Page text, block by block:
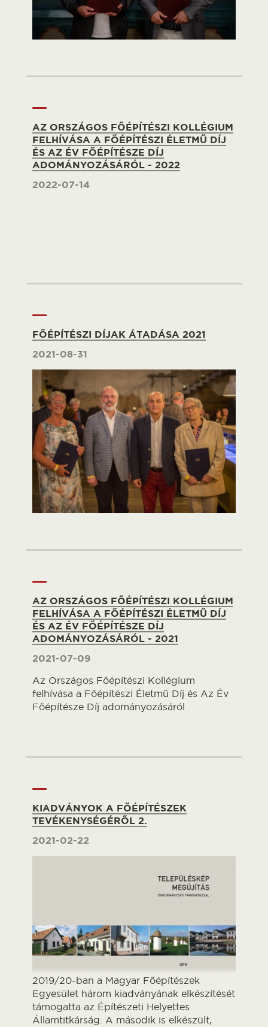
AZ ORSZÁGOS FŐÉPÍTÉSZI KOLLÉGIUM
FELHÍVÁSA A FŐÉPÍTÉSZI ÉLETMŰ DÍJ
ÉS AZ ÉV FŐÉPÍTÉSZE DÍJ
ADOMÁNYOZÁSÁRÓL - 2022
2022-07-14
FŐÉPÍTÉSZI DÍJAK ÁTADÁSA 2021
2021-08-31
AZ ORSZÁGOS FŐÉPÍTÉSZI KOLLÉGIUM
FELHÍVÁSA A FŐÉPÍTÉSZI ÉLETMŰ DÍJ
ÉS AZ ÉV FŐÉPÍTÉSZE DÍJ
ADOMÁNYOZÁSÁRÓL - 2021
2021-07-09
Az Országos Főépítészi Kollégium
felhívása a Főépítészi Életmű Díj és Az Év
Főépítésze Díj adományozásáról
KIADVÁNYOK A FŐÉPÍTÉSZEK
TEVÉKENYSÉGÉRŐL 2.
2021-02-22
2019/20-ban a Magyar Főépítészek
Egyesület három kiadványának elkészítését
támogatta az Építészeti Helyettes
Államtitkárság. A második is elkészült,